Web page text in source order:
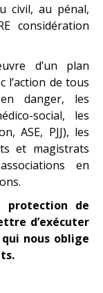
civil, au pénal,
considération
d’un plan
l’action de tous
danger, les
social, les
ASE, PJJ), les
et magistrats
en
de
d’exécuter
nous oblige